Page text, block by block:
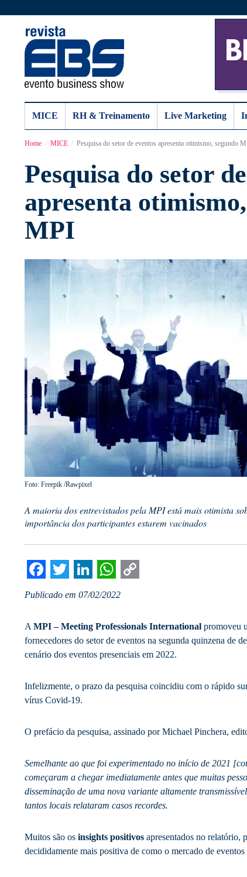
MICE RH & Treinamento Live Marketing
Home MICE Pesquisa do setor de eventos apresenta otimismo, segundo
Pesquisa do setor
apresenta
MPI
Foto: Freepik /Rawpixel
A maioria dos entrevistados pela MPI está mais otimista
importância dos participantes estarem vacinados
Facebook
Twitter
LinkedIn
WhatsApp
Publicado em 07/02/2022
A MPI – Meeting Professionals International promoveu
fornecedores do setor de eventos na segunda quinzena de
cenário dos eventos presenciais em 2022.
Infelizmente, o prazo da pesquisa coincidiu com o rápido
vírus Covid-19.
O prefácio da pesquisa, assinado por Michael Pinchera,
Semelhante ao que foi experimentado no início de 2021
começaram a chegar imediatamente antes que muitas
disseminação de uma nova variante altamente
tantos locais relataram casos recordes.
Muitos são os insights positivos apresentados no relatório,
decididamente mais positiva de como o mercado de eventos